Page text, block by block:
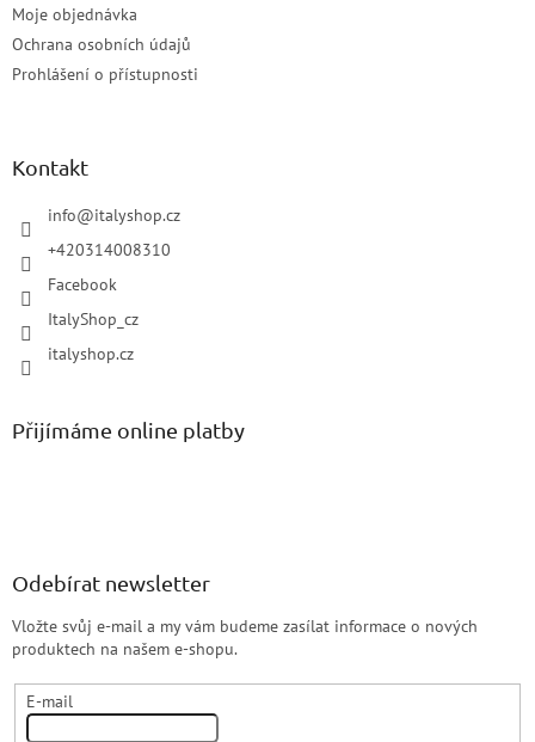
Moje objednávka
Ochrana osobních údajů
Prohlášení o přístupnosti
Kontakt
info@italyshop.cz
+420314008310
Facebook
ItalyShop_cz
italyshop.cz
Přijímáme online platby
Odebírat newsletter
Vložte svůj e-mail a my vám budeme zasílat informace o nových
produktech na našem e-shopu.
E-mail